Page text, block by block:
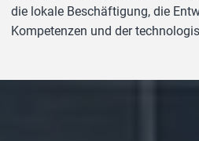
die lokale Beschäftigung, die
Kompetenzen und der